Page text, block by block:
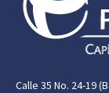
Calle 35 No. 24-19